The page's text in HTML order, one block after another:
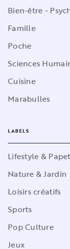
Bien-être -
Famille
Poche
Sciences
Cuisine
Marabulles
LABELS
Lifestyle &
Nature & Jardin
Loisirs créatifs
Sports
Pop Culture
Jeux